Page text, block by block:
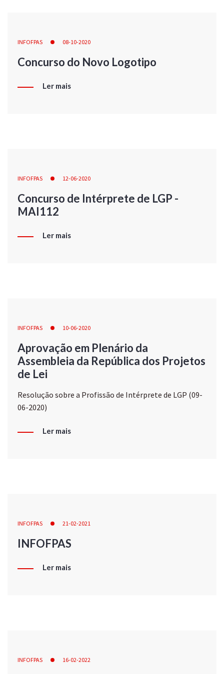
INFOFPAS 08-10-2020
Concurso do Novo Logotipo
Ler mais
INFOFPAS 12-06-2020
Concurso de Intérprete de LGP -
MAI112
Ler mais
INFOFPAS 10-06-2020
Aprovação em Plenário da
Assembleia da República dos Projetos
de Lei
Resolução sobre a Profissão de Intérprete de LGP (09-
06-2020)
Ler mais
INFOFPAS 21-02-2021
INFOFPAS
Ler mais
INFOFPAS 16-02-2022